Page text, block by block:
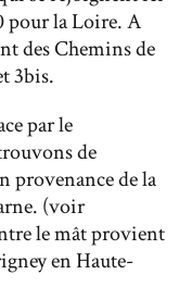
pour la Loire. A
des Chemins de
3bis.
par le
de
provenance de la
(voir
le mât provient
en Haute-